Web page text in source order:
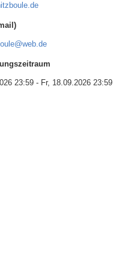
23:59 - Fr, 18.09.2026 23:59